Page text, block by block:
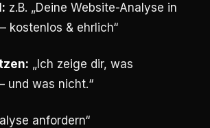
z.B. „Deine Website-Analyse in
kostenlos & ehrlich“
„Ich zeige dir, was
und was nicht.“
anfordern“